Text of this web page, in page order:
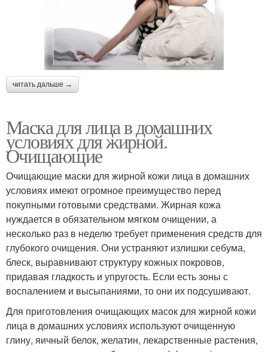
читать дальше →
Маска для лица в домашних
условиях для жирной.
Очищающие
Очищающие маски для жирной кожи лица в домашних
условиях имеют огромное преимущество перед
покупными готовыми средствами. Жирная кожа
нуждается в обязательном мягком очищении, а
несколько раз в неделю требует применения средств для
глубокого очищения. Они устраняют излишки себума,
блеск, выравнивают структуру кожных покровов,
придавая гладкость и упругость. Если есть зоны с
воспалением и высыпаниями, то они их подсушивают.
Для приготовления очищающих масок для жирной кожи
лица в домашних условиях используют очищенную
глину, яичный белок, желатин, лекарственные растения,